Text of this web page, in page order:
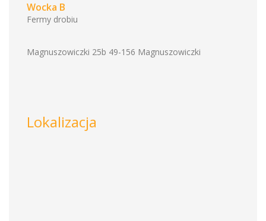
Wocka B
Fermy drobiu
Magnuszowiczki 25b 49-156 Magnuszowiczki
Lokalizacja